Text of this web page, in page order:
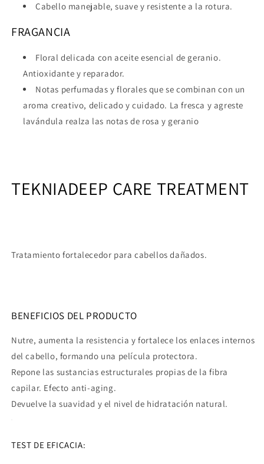
Cabello manejable, suave y resistente a la rotura.
FRAGANCIA
Floral delicada con aceite esencial de geranio.
Antioxidante y reparador.
Notas perfumadas y florales que se combinan con un
aroma creativo, delicado y cuidado. La fresca y agreste
lavándula realza las notas de rosa y geranio
TEKNIADEEP CARE TREATMENT
Tratamiento fortalecedor para cabellos dañados.
BENEFICIOS DEL PRODUCTO
Nutre, aumenta la resistencia y fortalece los enlaces internos
del cabello, formando una película protectora.
Repone las sustancias estructurales propias de la fibra
capilar. Efecto anti-aging.
Devuelve la suavidad y el nivel de hidratación natural.
TEST DE EFICACIA: